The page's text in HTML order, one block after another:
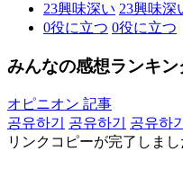
23興味深い 23興味深
0役に立つ 0役に立つ
みんなの感想ランキン
オピニオン 記事
공유하기
공유하기 공유하기
リンクコピーが完了しまし